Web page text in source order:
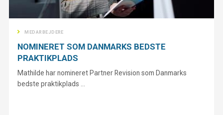
MEDARBEJDERE
NOMINERET SOM DANMARKS BEDSTE
PRAKTIKPLADS
Mathilde har nomineret Partner Revision som Danmarks
bedste praktikplads ...